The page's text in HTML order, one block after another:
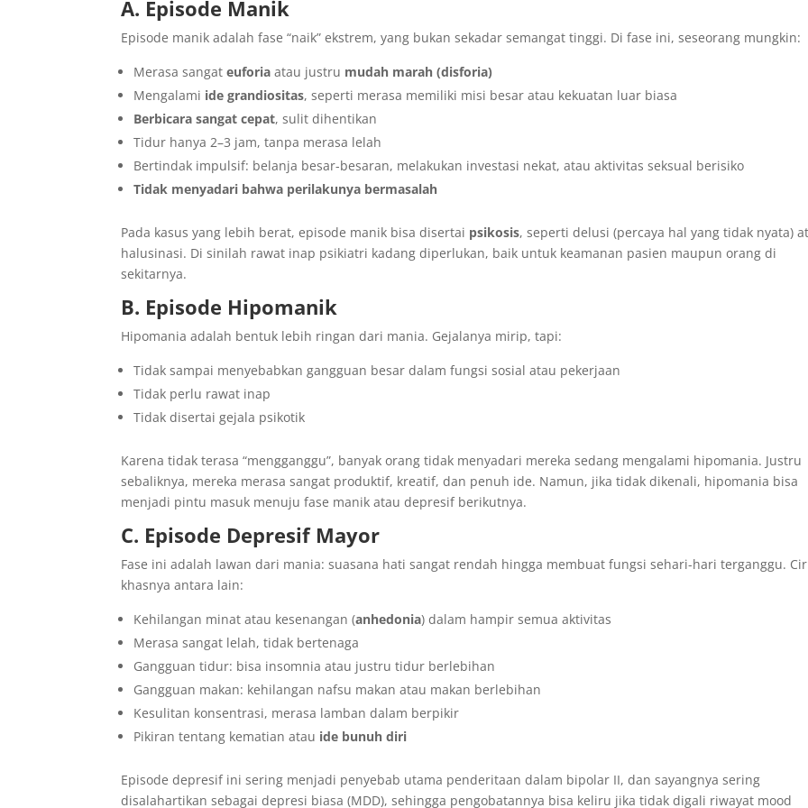
A. Episode Manik
Episode manik adalah fase “naik” ekstrem, yang bukan sekadar semangat tinggi. Di fase ini, seseorang mungkin:
Merasa sangateuforia atau justru mudah marah (disforia)
Mengalami ide grandiositas, seperti merasa memiliki misi besar atau kekuatan luar biasa
Berbicara sangat cepat, sulit dihentikan
Tidur hanya 2–3 jam, tanpa merasa lelah
Bertindak impulsif: belanja besar-besaran, melakukan investasi nekat, atau aktivitas seksual berisiko
Tidak menyadari bahwa perilakunya bermasalah
Pada kasus yang lebih berat, episode manik bisa disertai psikosis, seperti delusi (percaya hal yang tidak nyata)
halusinasi. Di sinilah rawat inap psikiatri kadang diperlukan, baik untuk keamanan pasien maupun orang di
sekitarnya.
B. Episode Hipomanik
Hipomania adalah bentuk lebih ringan dari mania. Gejalanya mirip, tapi:
Tidak sampai menyebabkan gangguan besar dalam fungsi sosial atau pekerjaan
Tidak perlu rawat inap
Tidak disertai gejala psikotik
Karena tidak terasa “mengganggu”, banyak orang tidak menyadari mereka sedang mengalami hipomania. Justru
sebaliknya, mereka merasa sangat produktif, kreatif, dan penuh ide. Namun, jika tidak dikenali, hipomania bisa
menjadi pintu masuk menuju fase manik atau depresif berikutnya.
C. Episode Depresif Mayor
Fase ini adalah lawan dari mania: suasana hati sangat rendah hingga membuat fungsi sehari-hari terganggu.
khasnya antara lain:
Kehilangan minat atau kesenangan (anhedonia) dalam hampir semua aktivitas
Merasa sangat lelah, tidak bertenaga
Gangguan tidur: bisa insomnia atau justru tidur berlebihan
Gangguan makan: kehilangan nafsu makan atau makan berlebihan
Kesulitan konsentrasi, merasa lamban dalam berpikir
Pikiran tentang kematian atau ide bunuh diri
Episode depresif ini sering menjadi penyebab utama penderitaan dalam bipolar II, dan sayangnya sering
disalahartikan sebagai depresi biasa (MDD), sehingga pengobatannya bisa keliru jika tidak digali riwayat mood